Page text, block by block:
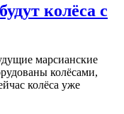
колёса с
марсианские
колёсами,
колёса уже